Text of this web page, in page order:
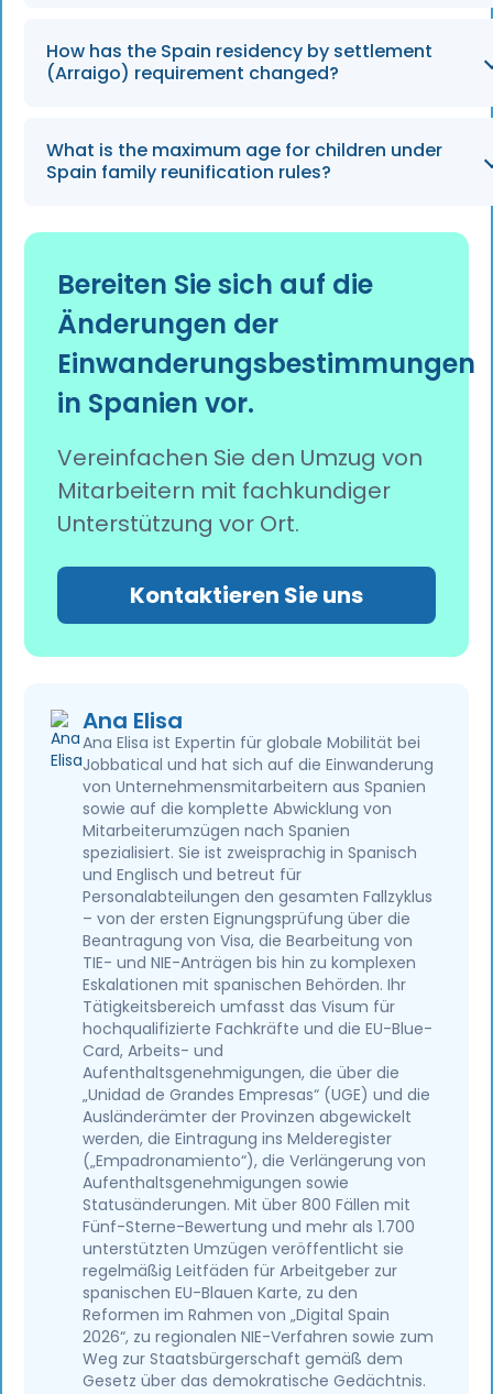
For people aged over 30, Spanish long-term
residence cards are now valid for 10 years,
How has the Spain residency by settlement
(Arraigo) requirement changed?
The minimum residence requirement for Arraigo
has been reduced from three years to two years,
What is the maximum age for children under
Spain family reunification rules?
The age limit for financially dependent children
eligible for family reunification has increased from
21 to 26 years, provided they continue to meet the
dependency requirements.
Bereiten Sie sich auf die
Änderungen der
Einwanderungsbestimmungen
in Spanien vor.
Vereinfachen Sie den Umzug von
Mitarbeitern mit fachkundiger
Unterstützung vor Ort.
Kontaktieren Sie uns
Ana Elisa
Ana Elisa ist Expertin für globale Mobilität bei
Jobbatical und hat sich auf die Einwanderung
von Unternehmensmitarbeitern aus Spanien
sowie auf die komplette Abwicklung von
Mitarbeiterumzügen nach Spanien
spezialisiert. Sie ist zweisprachig in Spanisch
und Englisch und betreut für
Personalabteilungen den gesamten Fallzyklus
– von der ersten Eignungsprüfung über die
Beantragung von Visa, die Bearbeitung von
TIE- und NIE-Anträgen bis hin zu komplexen
Eskalationen mit spanischen Behörden. Ihr
Tätigkeitsbereich umfasst das Visum für
hochqualifizierte Fachkräfte und die EU-Blue-
Card, Arbeits- und
Aufenthaltsgenehmigungen, die über die
„Unidad de Grandes Empresas“ (UGE) und die
Ausländerämter der Provinzen abgewickelt
werden, die Eintragung ins Melderegister
(„Empadronamiento“), die Verlängerung von
Aufenthaltsgenehmigungen sowie
Statusänderungen. Mit über 800 Fällen mit
Fünf-Sterne-Bewertung und mehr als 1.700
unterstützten Umzügen veröffentlicht sie
regelmäßig Leitfäden für Arbeitgeber zur
spanischen EU-Blauen Karte, zu den
Reformen im Rahmen von „Digital Spain
2026“, zu regionalen NIE-Verfahren sowie zum
Weg zur Staatsbürgerschaft gemäß dem
Gesetz über das demokratische Gedächtnis.